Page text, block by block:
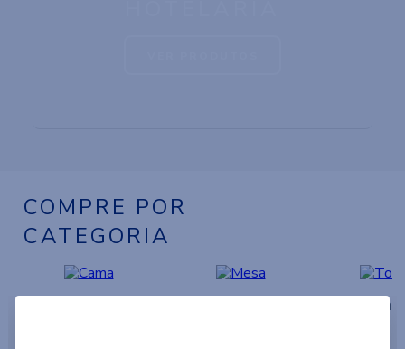
COMPRE POR
CATEGORIA